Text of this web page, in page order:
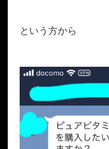
という方から